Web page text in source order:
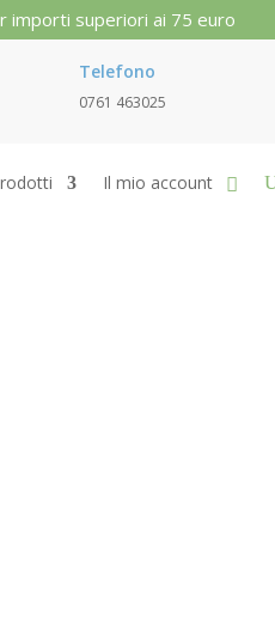
importi superiori ai 75 euro
Telefono
0761 463025
Il mio account